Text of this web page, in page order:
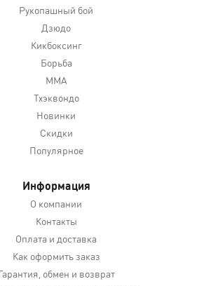
Рукопашный бой
Дзюдо
Кикбоксинг
Борьба
MMA
Тхэквондо
Новинки
Скидки
Популярное
Информация
О компании
Контакты
Оплата и доставка
Как оформить заказ
обмен и возврат